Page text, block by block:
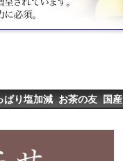
ぱり塩加減 お茶の友 国産